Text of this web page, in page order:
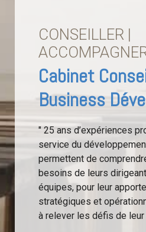
CONSEILLER |
Cabinet
Business
" 25 ans d’expériences
service du
permettent de
besoins de leurs
équipes, pour leur
stratégiques et
à relever les défis de